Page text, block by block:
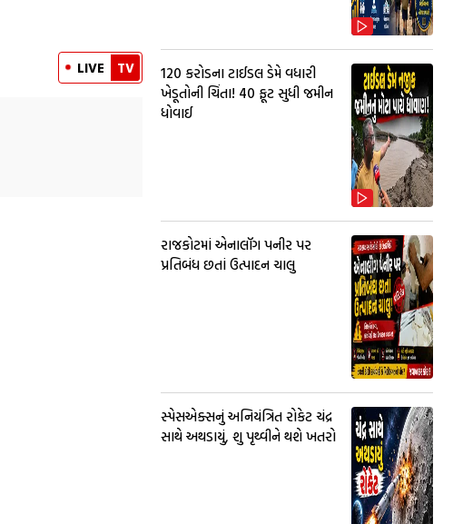
LIVE TV
₹120 કરોડના ટાઈડલ ડેમે વધારી
ખેડૂતોની ચિંતા! 40 ફૂટ સુધી જમીન
ધોવાઈ
રાજકોટમાં એનાલૉગ પનીર પર
પ્રતિબંધ છતાં ઉત્પાદન ચાલુ
સ્પેસએક્સનું અનિયંત્રિત રોકેટ ચંદ્ર
સાથે અથડાયું, શુ પૃથ્વીને થશે ખતરો